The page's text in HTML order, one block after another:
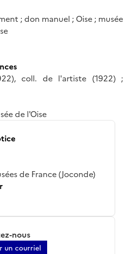
; don manuel ; Oise ; musée
coll. de l'artiste (1922) ;
de l'Oise
de France (Joconde)
nous
un courriel